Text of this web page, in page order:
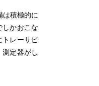
積極的に
かおこな
トレーサビ
定器がし